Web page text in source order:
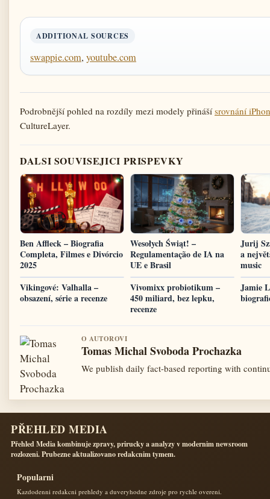
ADDITIONAL SOURCES
swappie.com, youtube.com
Podrobnější pohled na rozdíly mezi modely přinášísrovnání
CultureLayer.
DALSI SOUVISEJICI PRISPEVKY
Ben Affleck – Biografia
Completa, Filmes e Divórcio
2025
Wesołych Świąt! –
Regulamentação de IA na
UE e Brasil
Jurij
a
music
Vikingové: Valhalla –
obsazení, série a recenze
Vivomixx probiotikum –
450 miliard, bez lepku,
recenze
Jamie
O AUTOROVI
Tomas Michal Svoboda Prochazka
We publish daily fact-based reporting with
PŘEHLED MEDIA
Přehled Media kombinuje zpravy, prirucky a analyzy v modernim newsroom
rozlozeni. Prubezne aktualizovano redakcnim tymem.
Popularni
Kazdodenni redakcni prehledy a duveryhodne zdroje pro rychle overeni.